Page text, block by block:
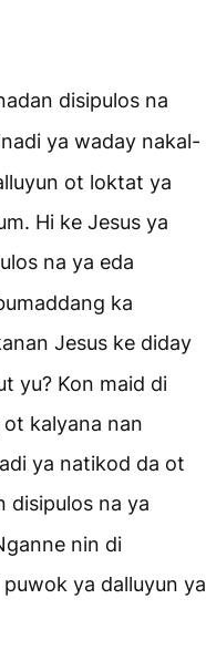
disipulos na
ya waday nakal-
ot loktat ya
Hi ke Jesus ya
na ya eda
ka
Jesus ke diday
yu? Kon maid di
kalyana nan
ya natikod da ot
disipulos na ya
nin di
ya dalluyun ya